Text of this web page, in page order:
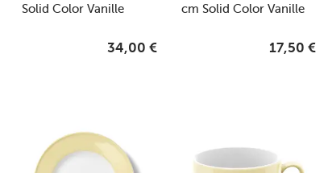
Solid Color Vanille
34,00 €
cm Solid Color Vanille
17,50 €